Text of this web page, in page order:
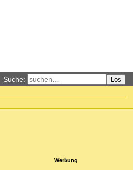
Suche: Los
Werbung